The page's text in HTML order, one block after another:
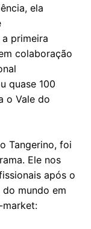
ela
primeira
colaboração
quase 100
o Vale do
Tangerino, foi
Ele nos
após o
mundo em